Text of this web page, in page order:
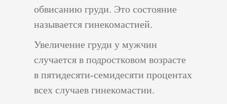
обвисанию груди. Это состояние
называется гинекомастией.
Увеличение груди у мужчин
случается в подростковом возрасте
в пятидесяти-семидесяти процентах
всех случаев гинекомастии.